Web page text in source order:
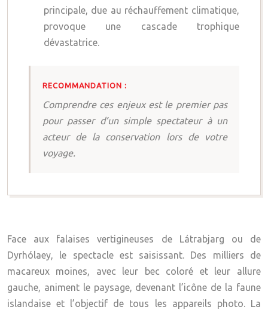
principale, due au réchauffement climatique,
provoque une cascade trophique
dévastatrice.
RECOMMANDATION :
Comprendre ces enjeux est le premier pas
pour passer d’un simple spectateur à un
acteur de la conservation lors de votre
voyage.
Face aux falaises vertigineuses de Látrabjarg ou de
Dyrhólaey, le spectacle est saisissant. Des milliers de
macareux moines, avec leur bec coloré et leur allure
gauche, animent le paysage, devenant l’icône de la faune
islandaise et l’objectif de tous les appareils photo. La